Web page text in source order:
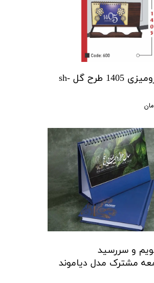
تقویم رومیزی 1405 طرح گل sh-
و سررسید
مشترک مدل دیاموند